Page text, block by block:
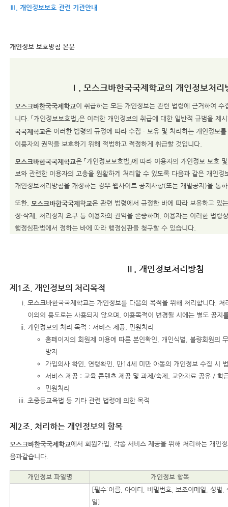
Ⅲ. 개인정보보호 관련 기관안내
개인정보 보호방침 본문
Ⅰ. 모스크바한국국제학교의 개인정보처리
모스크바한국국제학교이 취급하는 모든 개인정보는 관련 법령에 근거하여 수
니다. 「개인정보보호법」은 이러한 개인정보의 취급에 대한 일반적 규범을 제
국국제학교은 이러한 법령의 규정에 따라 수집 · 보유 및 처리하는 개인정보
이용자의 권익을 보호하기 위해 적법하고 적정하게 취급할 것입니다.
모스크바한국국제학교은 「개인정보보호법」에 따라 이용자의 개인정보 보호
보와 관련한 이용자의 고충을 원활하게 처리할 수 있도록 다음과 같은 개인정
개인정보처리방침을 개정하는 경우 웹사이트 공지사항(또는 개별공지)을 통
또한, 모스크바한국국제학교은 관련 법령에서 규정한 바에 따라 보유하고 있
정·삭제, 처리정지 요구 등 이용자의 권익을 존중하며, 이용자는 이러한 법령
행정심판법에서 정하는 바에 따라 행정심판을 청구할 수 있습니다.
Ⅱ. 개인정보처리방침
제1조. 개인정보의 처리목적
모스크바한국국제학교는 개인정보를 다음의 목적을 위해 처리합니다.
이외의 용도로는 사용되지 않으며, 이용목적이 변경될 시에는 별도 공지
개인정보의 처리 목적 : 서비스 제공, 민원처리
홈페이지의 회원제 이용에 따른 본인확인, 개인식별, 불량회원의
방지
가입의사 확인, 연령확인, 만14세 미만 아동의 개인정보 수집 시
서비스 제공 : 교육 콘텐츠 제공 및 과제/숙제, 교안자료 공유 / 학
민원처리
초중등교육법 등 기타 관련 법령에 의한 목적
제2조. 처리하는 개인정보의 항목
모스크바한국국제학교에서 회원가입, 각종 서비스 제공을 위해 처리하는 개인
음과같습니다.
개인정보 파일명 개인정보 항목
[필수:이름, 아이디, 비밀번호, 보조이메일, 성별,
일]